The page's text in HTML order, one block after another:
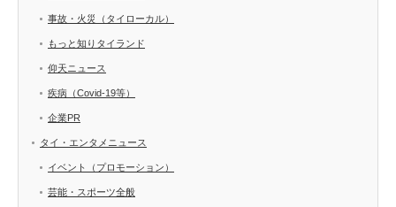
事故・火災（タイローカル）
もっと知りタイランド
仰天ニュース
疾病（Covid-19等）
企業PR
タイ・エンタメニュース
イベント（プロモーション）
芸能・スポーツ全般